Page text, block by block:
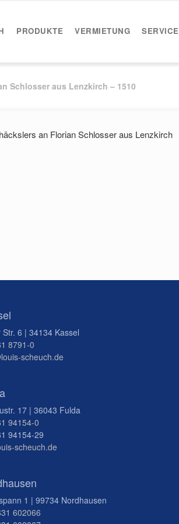
PRODUKTE VERMIETUNG SERVICE
Schlosser aus Lenzkirch – 1510
an Florian Schlosser aus Lenzkirch
Str. 6 | 34134 Kassel
8791-0
scheuch.de
17 | 36043 Fulda
94154-0
94154-29
scheuch.de
1 | 99734 Nordhausen
602066